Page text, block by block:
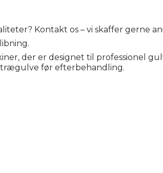
Kontakt os – vi skaffer gerne
der er designet til professionel
før efterbehandling.